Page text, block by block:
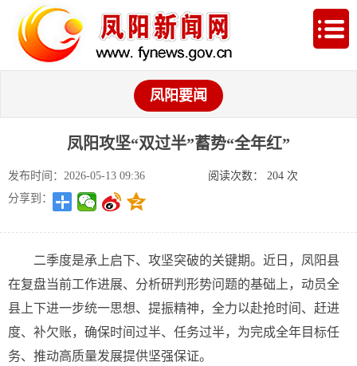
凤阳要闻
凤阳攻坚“双过半”蓄势“全年红”
发布时间：2026-05-13 09:36 阅读次数： 204 次
分享到：
二季度是承上启下、攻坚突破的关键期。近日，凤阳县
在复盘当前工作进展、分析研判形势问题的基础上，动员全
县上下进一步统一思想、提振精神，全力以赴抢时间、赶进
度、补欠账，确保时间过半、任务过半，为完成全年目标任
务、推动高质量发展提供坚强保证。